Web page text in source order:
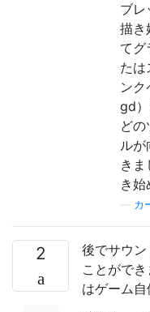
ブレ
描き
てグ
たは
ン
gd）
ど
ルが
き
き始
カ
2
後でサウ
ことがで
はゲーム自